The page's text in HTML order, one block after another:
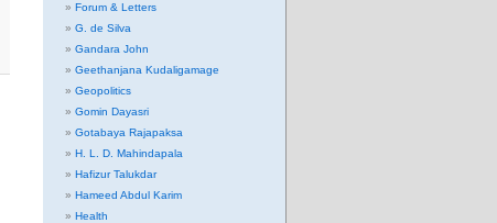
Forum & Letters
G. de Silva
Gandara John
Geethanjana Kudaligamage
Geopolitics
Gomin Dayasri
Gotabaya Rajapaksa
H. L. D. Mahindapala
Hafizur Talukdar
Hameed Abdul Karim
Health